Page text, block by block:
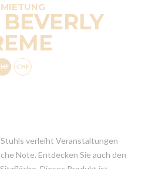
verleiht Veranstaltungen
Note. Entdecken Sie auch den